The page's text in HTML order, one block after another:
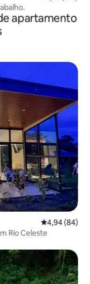
apartamento
4,94 de uma
4,94 (84)
Río Celeste